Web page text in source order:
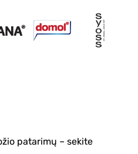
patarimų – sekite